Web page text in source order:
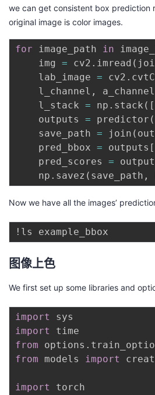
we can get consistent box prediction
original image is color images.
for image_path in
    img
= cv2 . imread (
    lab_image
= cv2 .
    l_channel
, a_channel
    l_stack
= np . stack ( [
    outputs
= predictor (
    save_path
= join (
    pred_bbox
= outputs [
    pred_scores
=
    np
. savez ( save_path ,
Now we have all the images’
图像上色
We first set up some libraries and
import
import
from options .
from models import
import